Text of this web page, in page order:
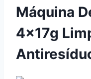
Máquina
4x17g